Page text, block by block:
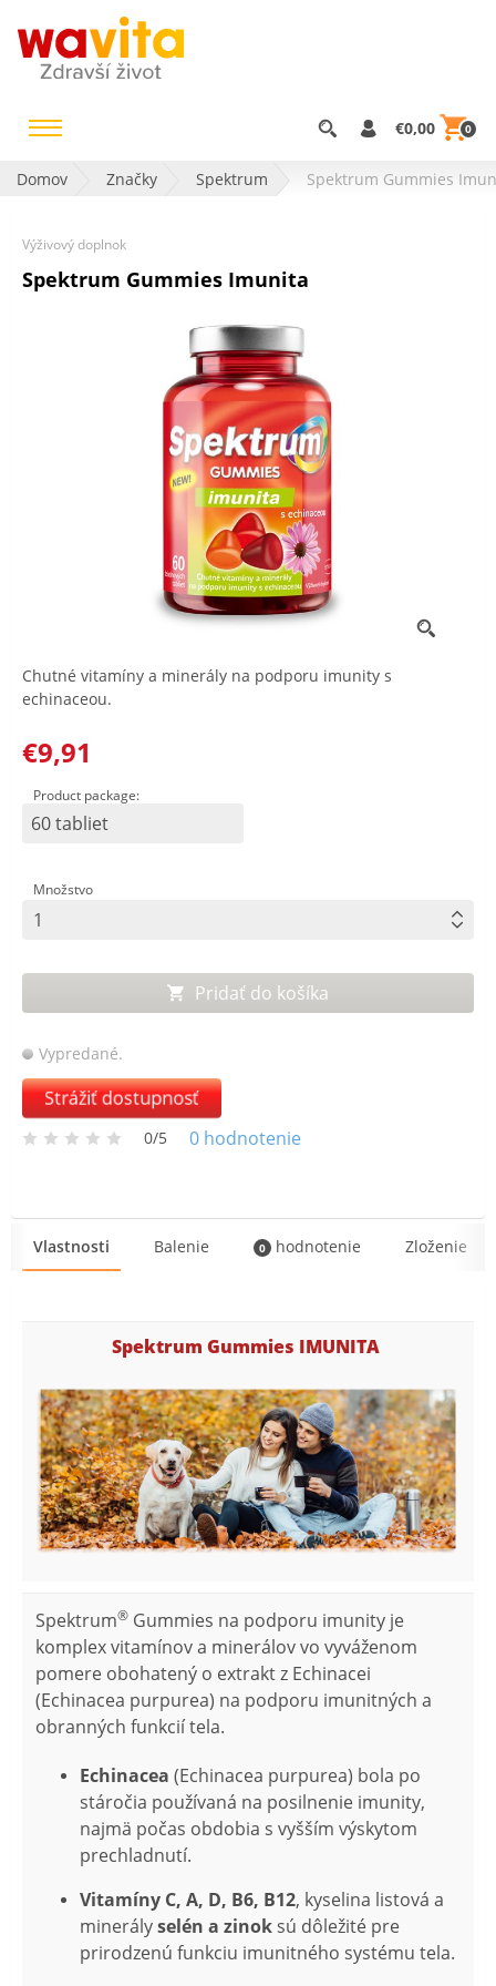
€0,00 0
Domov Značky Spektrum Spektrum Gummies
Výživový doplnok
Spektrum Gummies Imunita
Chutné vitamíny a minerály na podporu imunity s
echinaceou.
€9,91
Product package:
60 tabliet
Množstvo
Pridať do košíka
Vypredané.
Strážiť dostupnosť
0/5 0 hodnotenie
Vlastnosti Balenie 0 hodnotenie Zloženie
Spektrum Gummies IMUNITA
Spektrum® Gummies na podporu imunity je
komplex vitamínov a minerálov vo vyváženom
pomere obohatený o extrakt z Echinacei
(Echinacea purpurea) na podporu imunitných a
obranných funkcií tela.
Echinacea (Echinacea purpurea) bola po
stáročia používaná na posilnenie imunity,
najmä počas obdobia s vyšším výskytom
prechladnutí.
Vitamíny C, A, D, B6, B12, kyselina listová a
minerályselén a zinoksú dôležité pre
prirodzenú funkciu imunitného systému tela.